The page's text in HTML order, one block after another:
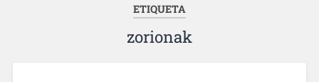
ETIQUETA
zorionak